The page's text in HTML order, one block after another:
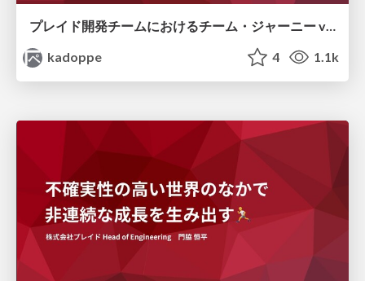
プレイド開発チームにおけるチーム・ジャーニー ver.202010
kadoppe
4 1.1k